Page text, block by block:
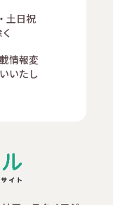
土日祝
情報変
いたし